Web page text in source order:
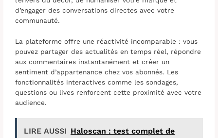
d’engager des conversations directes avec votre
communauté.
La plateforme offre une réactivité incomparable : vous
pouvez partager des actualités en temps réel, répondre
aux commentaires instantanément et créer un
sentiment d’appartenance chez vos abonnés. Les
fonctionnalités interactives comme les sondages,
questions ou lives renforcent cette proximité avec votre
audience.
LIRE AUSSI Haloscan : test complet de